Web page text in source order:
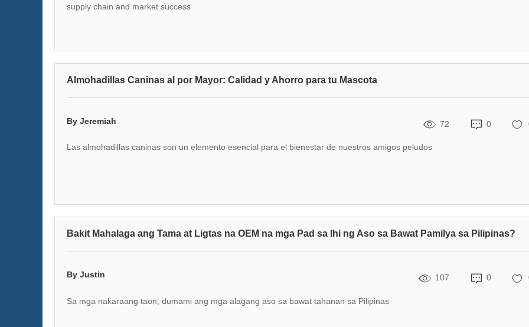
supply chain and market success
Almohadillas Caninas al por Mayor: Calidad y Ahorro para tu Mascota
By Jeremiah 72 0
Las almohadillas caninas son un elemento esencial para el bienestar de nuestros amigos peludos
Bakit Mahalaga ang Tama at Ligtas na OEM na mga Pad sa Ihi ng Aso sa Bawat Pamilya sa Pilipinas?
By Justin 107 0
Sa mga nakaraang taon, dumami ang mga alagang aso sa bawat tahanan sa Pilipinas